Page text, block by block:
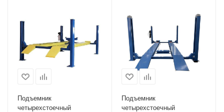
Подъемник
четырехстоечный
Подъемник
четырехстоечный